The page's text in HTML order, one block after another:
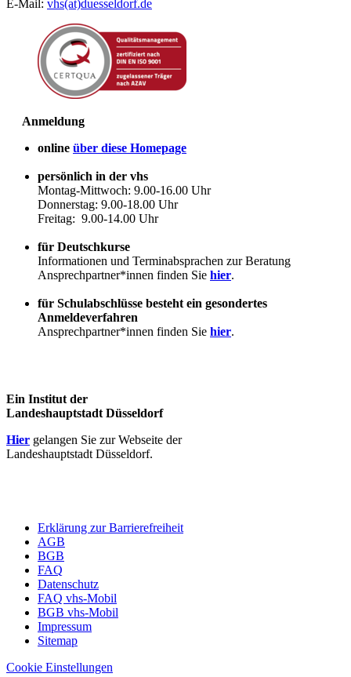
E-Mail: vhs(at)duesseldorf.de
Anmeldung
online über diese Homepage
persönlich in der vhs
Montag-Mittwoch: 9.00-16.00 Uhr
Donnerstag: 9.00-18.00 Uhr
Freitag: 9.00-14.00 Uhr
für Deutschkurse
Informationen und Terminabsprachen zur Beratung
Ansprechpartner*innen finden Sie hier.
für Schulabschlüsse besteht ein gesondertes
Anmeldeverfahren
Ansprechpartner*innen finden Sie hier.
Ein Institut der
Landeshauptstadt Düsseldorf
Hier gelangen Sie zur Webseite der
Landeshauptstadt Düsseldorf.
Erklärung zur Barrierefreiheit
AGB
BGB
FAQ
Datenschutz
FAQ vhs-Mobil
BGB vhs-Mobil
Impressum
Sitemap
Cookie Einstellungen